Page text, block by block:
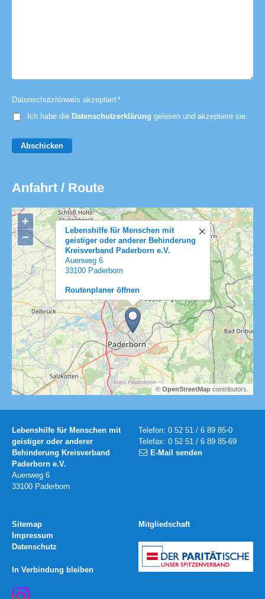
Datenschutzhinweis akzeptiert*
Ich habe die Datenschutzerklärung gelesen und akzeptiere sie.
Abschicken
Anfahrt / Route
Lebenshilfe für Menschen mit
geistiger oder anderer Behinderung
Kreisverband Paderborn e.V.
Auenweg 6
33100 Paderborn
Routenplaner öffnen
+
−
©OpenStreetMap contributors.
Lebenshilfe für Menschen mit
geistiger oder anderer
Behinderung Kreisverband
Paderborn e.V.
Auenweg 6
33100 Paderborn
Telefon: 0 52 51 / 6 89 85-0
Telefax: 0 52 51 / 6 89 85-69
E-Mail senden
Sitemap
Impressum
Datenschutz
In Verbindung bleiben
Mitgliedschaft